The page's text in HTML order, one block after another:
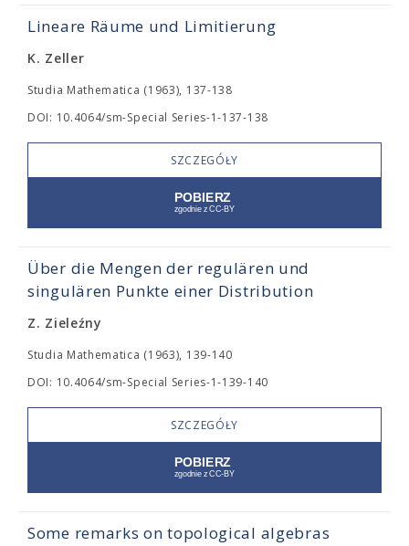
Lineare Räume und Limitierung
K. Zeller
Studia Mathematica (1963), 137-138
DOI: 10.4064/sm-Special Series-1-137-138
SZCZEGÓŁY
Über die Mengen der regulären und
singulären Punkte einer Distribution
Z. Zieleźny
Studia Mathematica (1963), 139-140
DOI: 10.4064/sm-Special Series-1-139-140
SZCZEGÓŁY
Some remarks on topological algebras